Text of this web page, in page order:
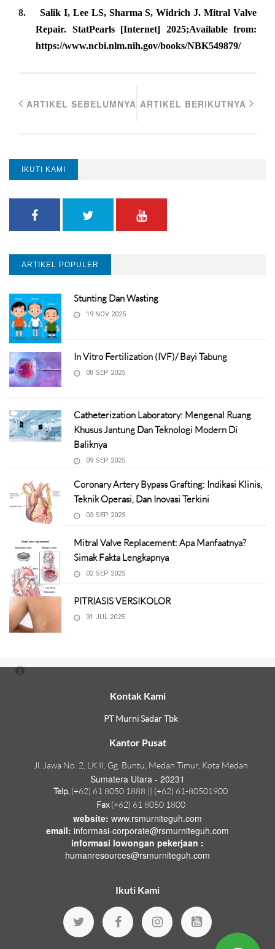
8.
Salik I, Lee LS, Sharma S, Widrich J. Mitral Valve
Repair. StatPearls [Internet] 2025;Available from:
https://www.ncbi.nlm.nih.gov/books/NBK549879/
ARTIKEL SEBELUMNYA ARTIKEL BERIKUTNYA
IKUTI KAMI
ARTIKEL POPULER
Stunting Dan Wasting
19 NOV 2025
In Vitro Fertilization (IVF)/ Bayi Tabung
08 SEP 2025
Catheterization Laboratory: Mengenal Ruang
Khusus Jantung Dan Teknologi Modern Di
Baliknya
09 SEP 2025
Coronary Artery Bypass Grafting: Indikasi Klinis,
Teknik Operasi, Dan Inovasi Terkini
03 SEP 2025
Mitral Valve Replacement: Apa Manfaatnya?
Simak Fakta Lengkapnya
02 SEP 2025
PITRIASIS VERSIKOLOR
31 JUL 2025
Kontak Kami
PT Murni Sadar Tbk
Kantor Pusat
Jl. Jawa No. 2, LK II, Gg. Buntu, Medan Timur, Kota Medan
Sumatera Utara - 20231
Telp. (+62) 61 8050 1888 || (+62) 61-80501900
Fax(+62) 61 8050 1800
website: www.rsmurniteguh.com
email: informasi-corporate@rsmurniteguh.com
informasi lowongan pekerjaan :
humanresources@rsmurniteguh.com
Ikuti Kami